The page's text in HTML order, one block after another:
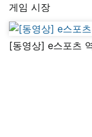
게임 시장
[동영상] e스포츠